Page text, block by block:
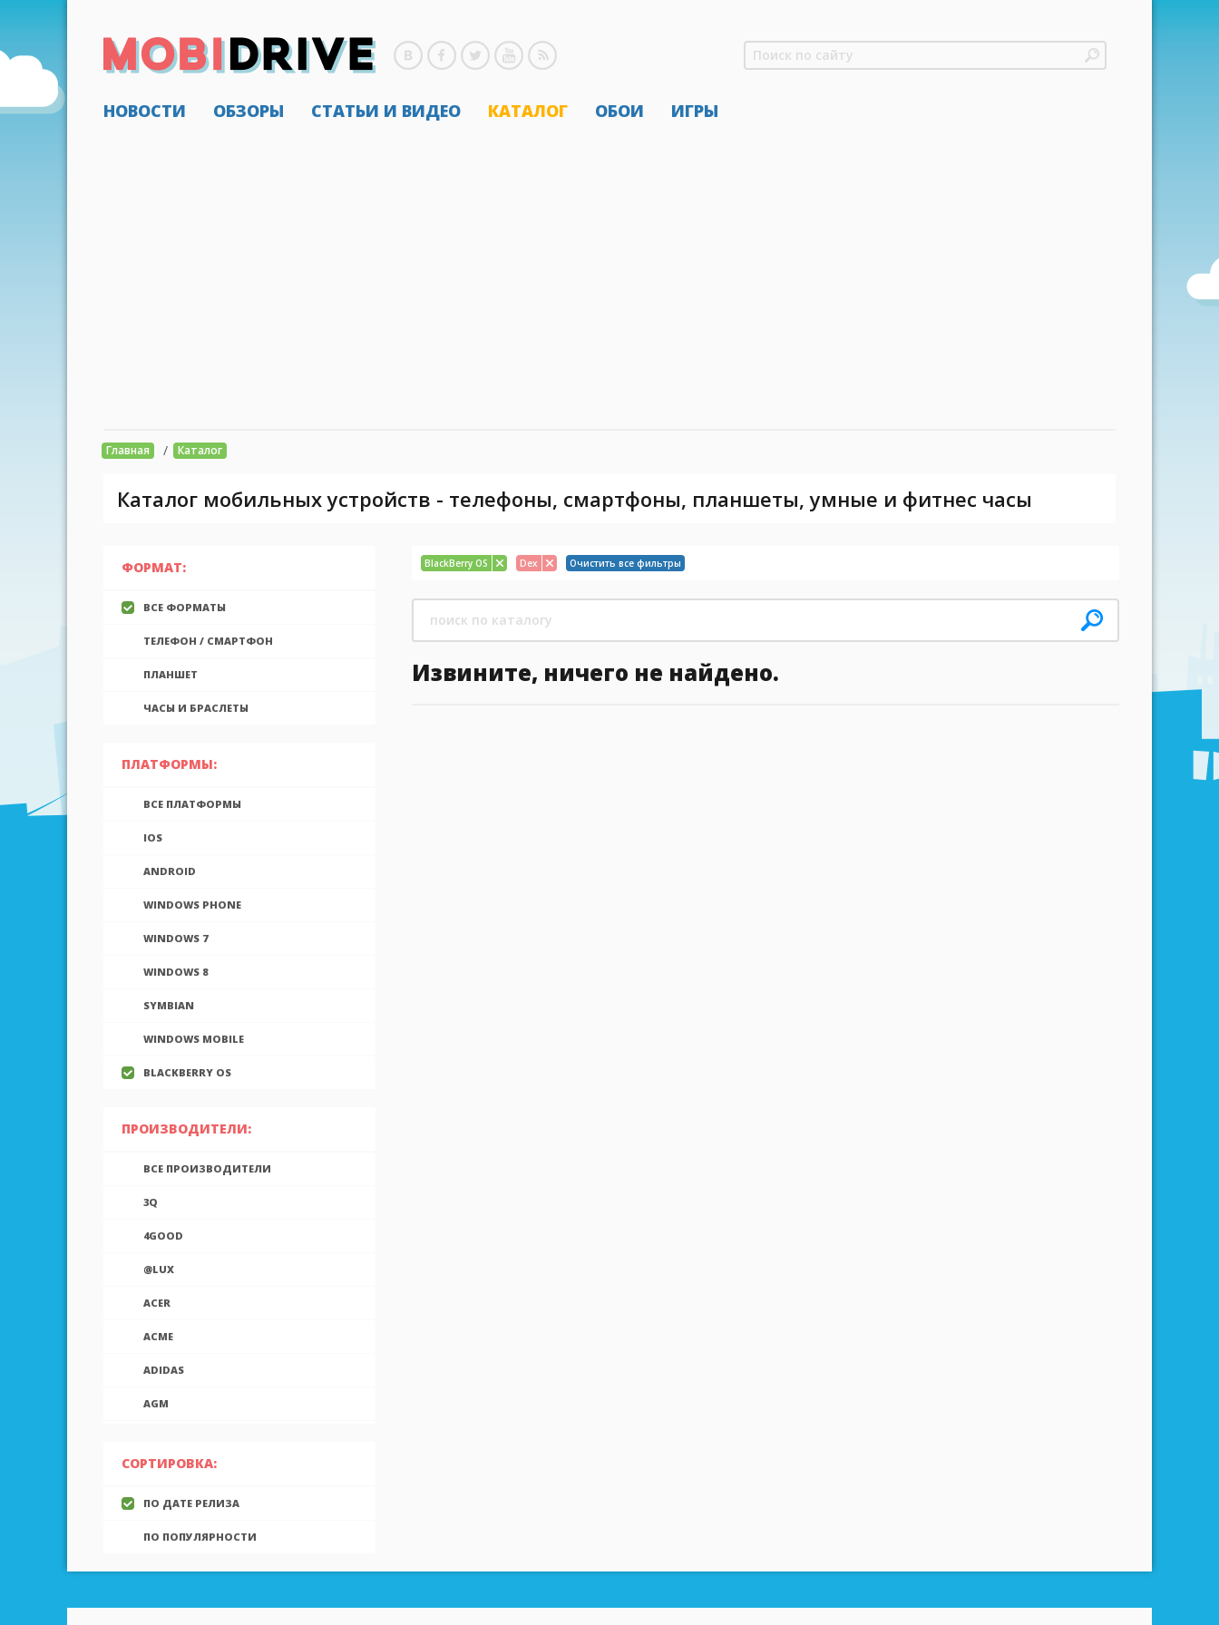
НОВОСТИ ОБЗОРЫ СТАТЬИ И ВИДЕО КАТАЛОГ ОБОИ ИГРЫ
Главная / Каталог
Каталог мобильных устройств - телефоны, смартфоны, планшеты, умные и фитнес часы
ФОРМАТ:
ВСЕ ФОРМАТЫ
ТЕЛЕФОН / СМАРТФОН
ПЛАНШЕТ
ЧАСЫ И БРАСЛЕТЫ
ПЛАТФОРМЫ:
ВСЕ ПЛАТФОРМЫ
IOS
ANDROID
WINDOWS PHONE
WINDOWS 7
WINDOWS 8
SYMBIAN
WINDOWS MOBILE
BLACKBERRY OS
ПРОИЗВОДИТЕЛИ:
ВСЕ ПРОИЗВОДИТЕЛИ
3Q
4GOOD
@LUX
ACER
ACME
ADIDAS
AGM
AIGO
AINOL
AIRON
ALCATEL
ALLVIEW
СОРТИРОВКА:
ПО ДАТЕ РЕЛИЗА
ПО ПОПУЛЯРНОСТИ
BlackBerry OS Dex Очистить все фильтры
Извините, ничего не найдено.